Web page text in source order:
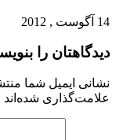
14 آگوست , 2012
دیدگاهتان را
نشانی ایمیل شما
علامت‌گذاری شده‌اند